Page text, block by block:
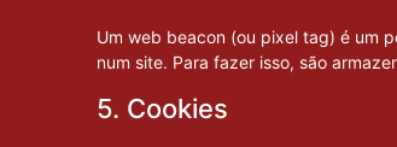
Um web beacon (ou pixel tag) é um
num site. Para fazer isso, são
5. Cookies